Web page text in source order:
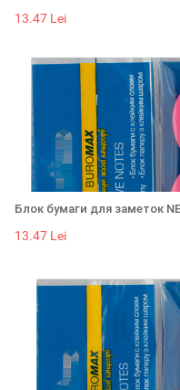
13.47 Lei
Блок бумаги для заметок
13.47 Lei